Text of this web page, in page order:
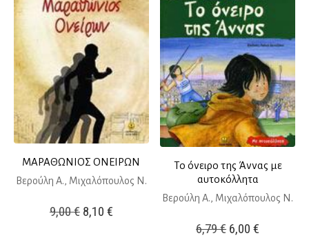
ΜΑΡΑΘΩΝΙΟΣ ΟΝΕΙΡΩΝ
Βερούλη Α., Μιχαλόπουλος Ν.
9,00€ Original
8,10 €Η
Το όνειρο της Άννας με
αυτοκόλλητα
Βερούλη Α., Μιχαλόπουλος Ν.
6,79€ Original
6,00€